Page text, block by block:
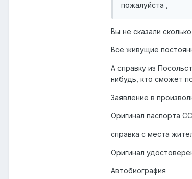
пожалуйста ,
Вы не сказали
Все живущие
А справку из
нибудь, кто сможет
Заявление в
Оригинал паспорта
справка с места
Оригинал
Автобиография